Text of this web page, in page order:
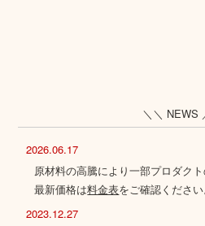
＼＼ NEWS
2026.06.17
原材料の高騰により一部プロダク
最新価格は料金表をご確認ください
2023.12.27